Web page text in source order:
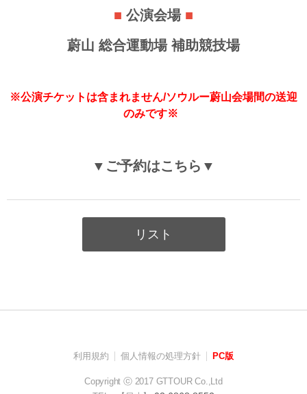
■ 公演会場 ■
蔚山 総合運動場 補助競技場
※公演チケットは含まれません/ソウルー蔚山会場間の送迎
のみです※
▼ご予約はこちら▼
リスト
利用規約 個人情報の処理方針 PC版
Copyright ⓒ 2017 GTTOUR Co.,Ltd